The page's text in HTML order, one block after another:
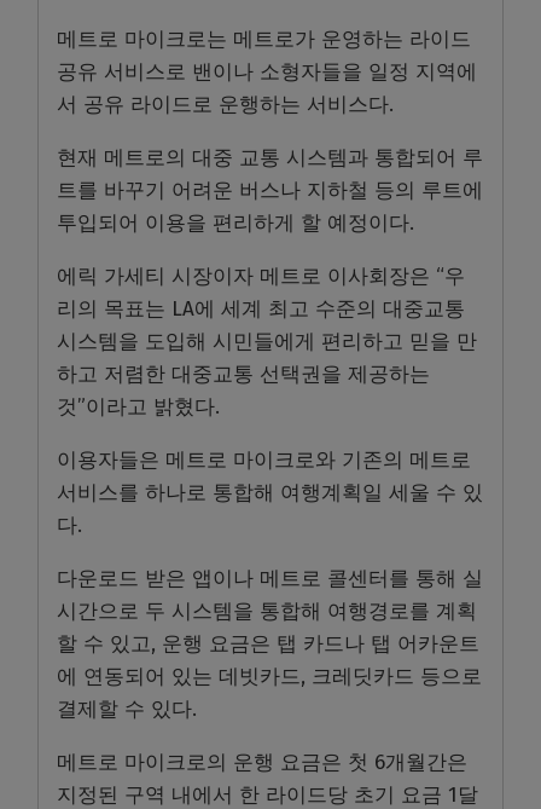
메트로 마이크로는 메트로가 운영하는 라이드
공유 서비스로 밴이나 소형자들을 일정 지역에
서 공유 라이드로 운행하는 서비스다.
현재 메트로의 대중 교통 시스템과 통합되어 루
트를 바꾸기 어려운 버스나 지하철 등의 루트에
투입되어 이용을 편리하게 할 예정이다.
에릭 가세티 시장이자 메트로 이사회장은 “우
리의 목표는 LA에 세계 최고 수준의 대중교통
시스템을 도입해 시민들에게 편리하고 믿을 만
하고 저렴한 대중교통 선택권을 제공하는
것”이라고 밝혔다.
이용자들은 메트로 마이크로와 기존의 메트로
서비스를 하나로 통합해 여행계획일 세울 수 있
다.
다운로드 받은 앱이나 메트로 콜센터를 통해 실
시간으로 두 시스템을 통합해 여행경로를 계획
할 수 있고, 운행 요금은 탭 카드나 탭 어카운트
에 연동되어 있는 데빗카드, 크레딧카드 등으로
결제할 수 있다.
메트로 마이크로의 운행 요금은 첫 6개월간은
지정된 구역 내에서 한 라이드당 초기 요금 1달